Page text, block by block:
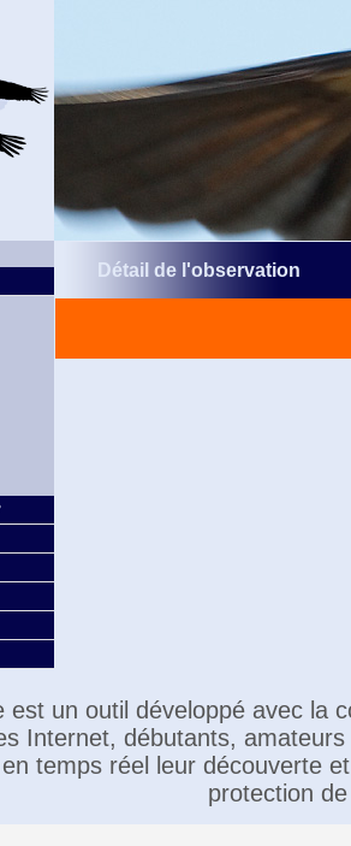
Détail de l'observation
est un outil développé avec la
Internet, débutants,
temps réel leur découverte
protection